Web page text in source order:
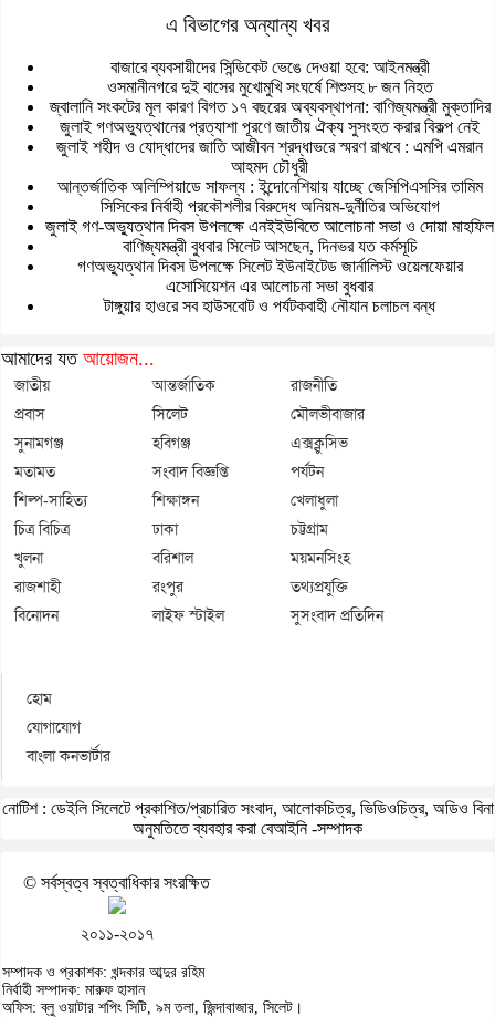
এ বিভাগের অন্যান্য খবর
বাজারে ব্যবসায়ীদের সিন্ডিকেট ভেঙে দেওয়া হবে: আইনমন্ত্রী
ওসমানীনগরে দুই বাসের মুখোমুখি সংঘর্ষে শিশুসহ ৮ জন নিহত
জ্বালানি সংকটের মূল কারণ বিগত ১৭ বছরের অব্যবস্থাপনা: বাণিজ্যমন্ত্রী মুক্তাদির
জুলাই গণঅভ্যুত্থানের প্রত্যাশা পূরণে জাতীয় ঐক্য সুসংহত করার বিকল্প নেই
জুলাই শহীদ ও যোদ্ধাদের জাতি আজীবন শ্রদ্ধাভরে স্মরণ রাখবে : এমপি এমরান
আহমদ চৌধুরী
আন্তর্জাতিক অলিম্পিয়াডে সাফল্য : ইন্দোনেশিয়ায় যাচ্ছে জেসিপিএসসির তামিম
সিসিকের নির্বাহী প্রকৌশলীর বিরুদ্ধে অনিয়ম-দুর্নীতির অভিযোগ
জুলাই গণ-অভ্যুত্থান দিবস উপলক্ষে এনইইউবিতে আলোচনা সভা ও দোয়া মাহফিল
বাণিজ্যমন্ত্রী বুধবার সিলেট আসছেন, দিনভর যত কর্মসূচি
গণঅভ্যুত্থান দিবস উপলক্ষে সিলেট ইউনাইটেড জার্নালিস্ট ওয়েলফেয়ার
এসোসিয়েশন এর আলোচনা সভা বুধবার
টাঙ্গুয়ার হাওরে সব হাউসবোট ও পর্যটকবাহী নৌযান চলাচল বন্ধ
আমাদের যত আয়োজন...
জাতীয় আন্তর্জাতিক
রাজনীতি
প্রবাস
সিলেট
মৌলভীবাজার
সুনামগঞ্জ
হবিগঞ্জ
এক্সক্লুসিভ
মতামত
সংবাদ বিজ্ঞপ্তি
পর্যটন
শিল্প-সাহিত্য
শিক্ষাঙ্গন
খেলাধুলা
চিত্র বিচিত্র
ঢাকা
চট্টগ্রাম
খুলনা
বরিশাল
ময়মনসিংহ
রাজশাহী
রংপুর
তথ্যপ্রযুক্তি
বিনোদন
লাইফ স্টাইল সুসংবাদ প্রতিদিন
হোম
যোগাযোগ
বাংলা কনভার্টার
নোটিশ : ডেইলি সিলেটে প্রকাশিত/প্রচারিত সংবাদ, আলোকচিত্র, ভিডিওচিত্র, অডিও বিনা
অনুমতিতে ব্যবহার করা বেআইনি -সম্পাদক
© সর্বস্বত্ব স্বত্বাধিকার সংরক্ষিত
২০১১-২০১৭
সম্পাদক ও প্রকাশক: খন্দকার আব্দুর রহিম
নির্বাহী সম্পাদক: মারুফ হাসান
অফিস: ব্লু ওয়াটার শপিং সিটি, ৯ম তলা, জিন্দাবাজার, সিলেট।